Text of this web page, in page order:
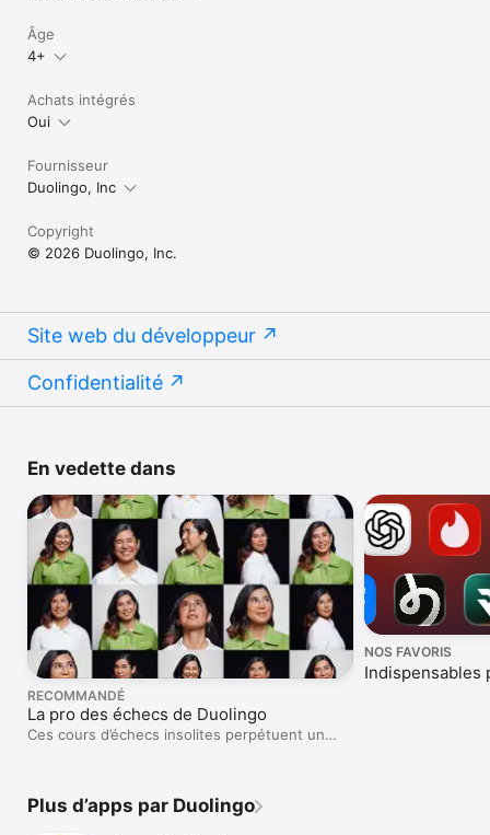
Âge
4+
Achats intégrés
Oui
Fournisseur
Duolingo, Inc
Copyright
© 2026 Duolingo, Inc.
Site web du développeur
Confidentialité
En vedette dans
RECOMMANDÉ
La pro des échecs de Duolingo
Ces cours d’échecs insolites perpétuent un
NOS FAVORIS
Indispensables
Plus d’apps par Duolingo